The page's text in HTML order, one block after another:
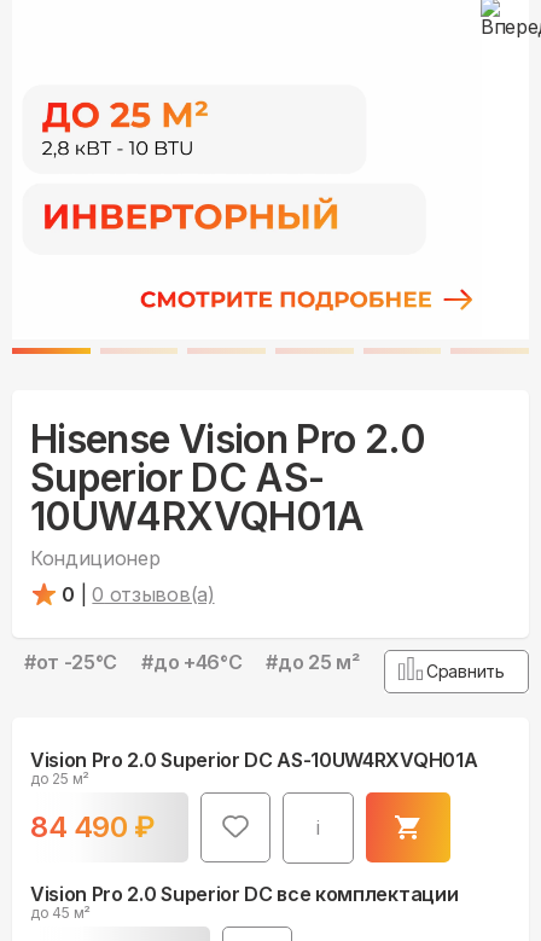
Hisense Vision Pro 2.0
Superior DC AS-
10UW4RXVQH01A
Кондиционер
0
0 отзывов(а)
#от -25°С #до +46°С #до 25 м² Сравнить
Vision Pro 2.0 Superior DC AS-10UW4RXVQH01A
до 25 м²
84 490 ₽ i
Vision Pro 2.0 Superior DC все комплектации
до 45 м²